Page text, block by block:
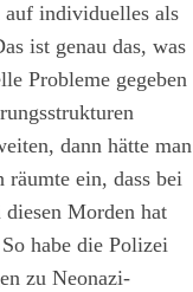
auf individuelles als
ist genau das, was
Probleme gegeben
dann hätte man
ein, dass bei
Morden hat
habe die Polizei
zu Neonazi-